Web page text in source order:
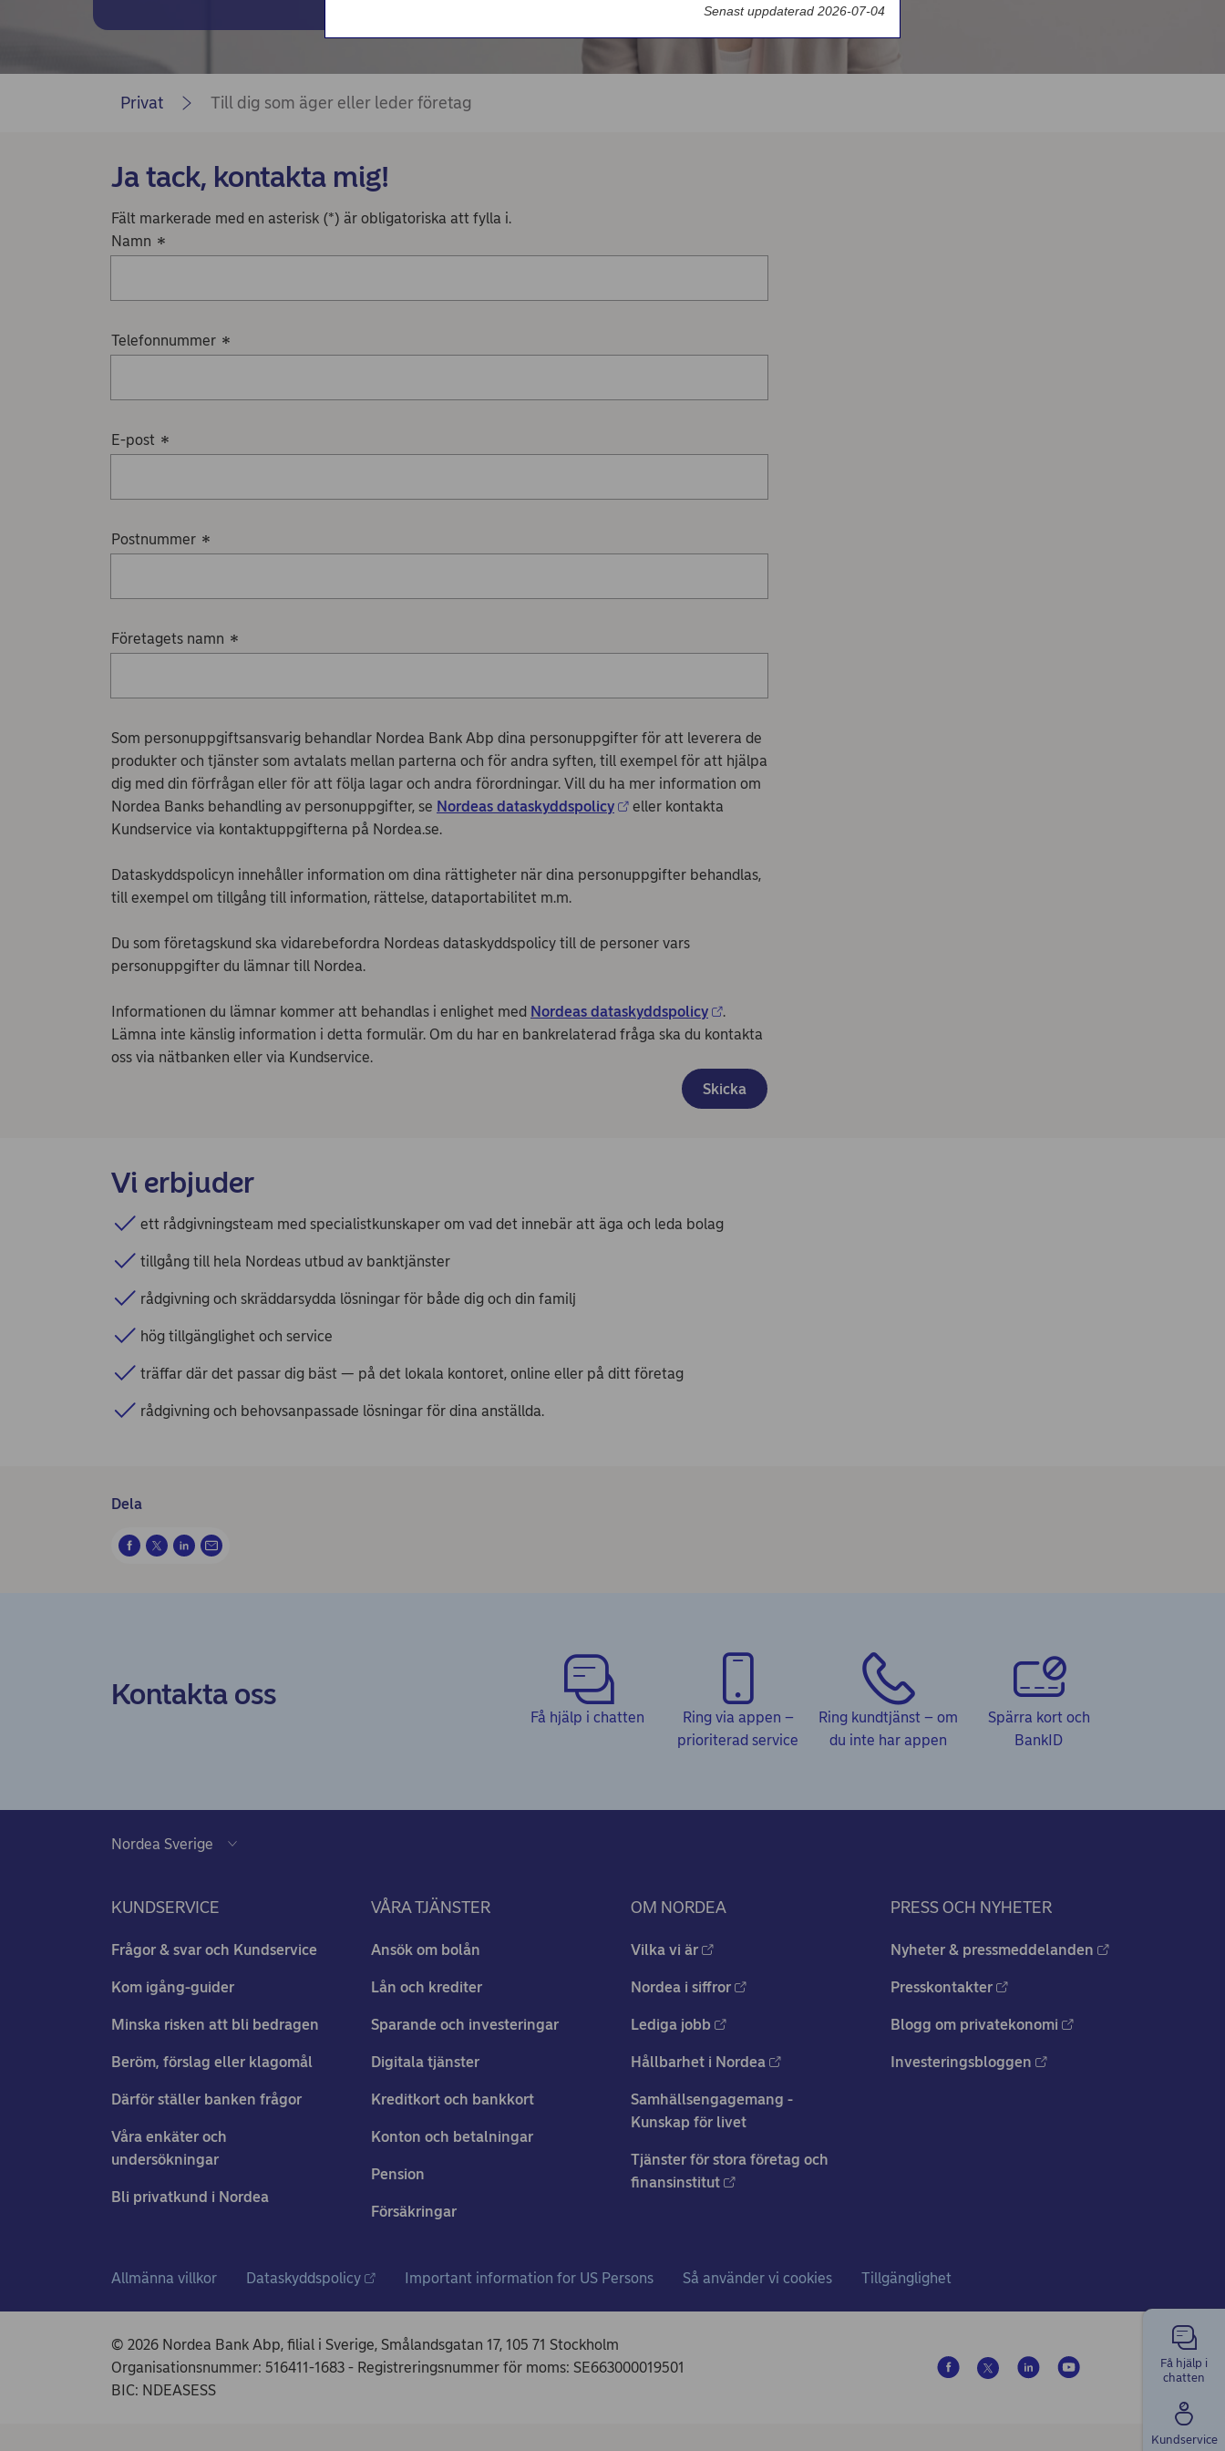
eBeställningar
AutoFX Hedging
Nordea Finans internettjänst
Självserviceportalen
Få hjälp i
chatten
Kundservice
Privat Till dig som äger eller leder företag
Ja tack, kontakta mig!
Fält markerade med en asterisk (*) är obligatoriska att fylla i.
Namn *
Telefonnummer *
E-post *
Postnummer *
Företagets namn *
Som personuppgiftsansvarig behandlar Nordea Bank Abp dina personuppgifter för att leverera de
produkter och tjänster som avtalats mellan parterna och för andra syften, till exempel för att hjälpa
dig med din förfrågan eller för att följa lagar och andra förordningar. Vill du ha mer information om
Nordea Banks behandling av personuppgifter, se Nordeas dataskyddspolicy
eller kontakta
Kundservice via kontaktuppgifterna på Nordea.se.
Dataskyddspolicyn innehåller information om dina rättigheter när dina personuppgifter behandlas,
till exempel om tillgång till information, rättelse, dataportabilitet m.m.
Du som företagskund ska vidarebefordra Nordeas dataskyddspolicy till de personer vars
personuppgifter du lämnar till Nordea.
Informationen du lämnar kommer att behandlas i enlighet med Nordeas dataskyddspolicy
.
Lämna inte känslig information i detta formulär. Om du har en bankrelaterad fråga ska du kontakta
oss via nätbanken eller via Kundservice.
Skicka
Vi erbjuder
ett rådgivningsteam med specialistkunskaper om vad det innebär att äga och leda bolag
tillgång till hela Nordeas utbud av banktjänster
rådgivning och skräddarsydda lösningar för både dig och din familj
hög tillgänglighet och service
träffar där det passar dig bäst — på det lokala kontoret, online eller på ditt företag
rådgivning och behovsanpassade lösningar för dina anställda.
Dela
Kontakta oss
Få hjälp i chatten
Ring via appen –
prioriterad service
Ring kundtjänst – om
du inte har appen
Spärra kort och
BankID
KUNDSERVICE
Frågor & svar och Kundservice
Kom igång-guider
Minska risken att bli bedragen
Beröm, förslag eller klagomål
Därför ställer banken frågor
Våra enkäter och
undersökningar
Bli privatkund i Nordea
VÅRA TJÄNSTER
Ansök om bolån
Lån och krediter
Sparande och investeringar
Digitala tjänster
Kreditkort och bankkort
Konton och betalningar
Pension
Försäkringar
OM NORDEA
Vilka vi är
Nordea i siffror
Lediga jobb
Hållbarhet i Nordea
Samhällsengagemang -
Kunskap för livet
Tjänster för stora företag och
finansinstitut
PRESS OCH NYHETER
Nyheter & pressmeddelanden
Presskontakter
Blogg om privatekonomi
Investeringsbloggen
Allmänna villkor Dataskyddspolicy Important information for US Persons Så använder vi cookies Tillgänglighet
© 2026 Nordea Bank Abp, filial i Sverige, Smålandsgatan 17, 105 71 Stockholm
Organisationsnummer: 516411-1683 - Registreringsnummer för moms: SE663000019501
BIC: NDEASESS
Senast uppdaterad 2026-07-04